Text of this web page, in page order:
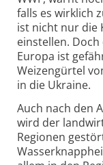
falls es wirklich
ist nicht nur die
einstellen.
Europa ist
Weizengürtel
in die Ukraine.
Auch nach den
wird der
Regionen